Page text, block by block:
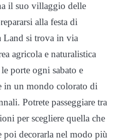
il suo villaggio delle
alla festa di
Land si trova in via
agricola e naturalistica
porte ogni sabato e
in un mondo colorato di
Potrete passeggiare tra
per scegliere quella che
poi decorarla nel modo più